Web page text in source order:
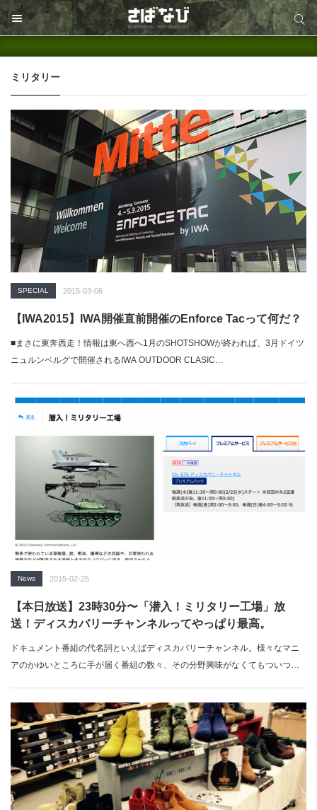
サイト内検索
ミリタリー
SPECIAL 2015-03-06
【IWA2015】IWA開催直前開催のEnforce Tacって何だ？
■まさに東奔西走！情報は東へ西へ1月のSHOTSHOWが終われば、3月ドイツ
ニュルンベルグで開催されるIWA OUTDOOR CLASIC…
News 2015-02-25
【本日放送】23時30分〜「潜入！ミリタリー工場」放
送！ディスカバリーチャンネルってやっぱり最高。
ドキュメント番組の代名詞といえばディスカバリーチャンネル。様々なマニ
アのかゆいところに手が届く番組の数々、その分野興味がなくてもついつい
サイト内検索